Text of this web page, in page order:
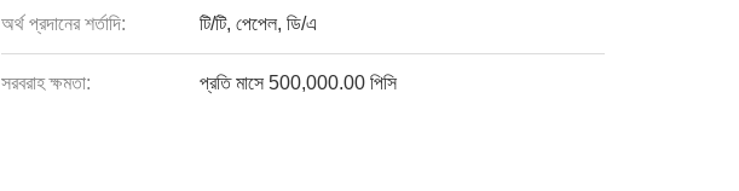
অর্থ প্রদানের শর্তাদি: টি/টি, পেপেল, ডি/এ
সরবরাহ ক্ষমতা: প্রতি মাসে 500,000.00 পিসি